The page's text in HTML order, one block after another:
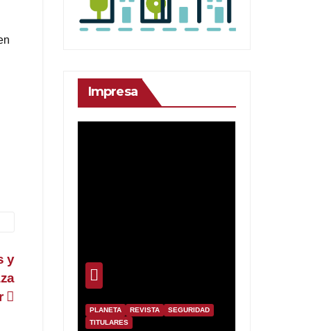
y
Impresa
PLANETA REVISTA
SEGURIDAD
TITULARES